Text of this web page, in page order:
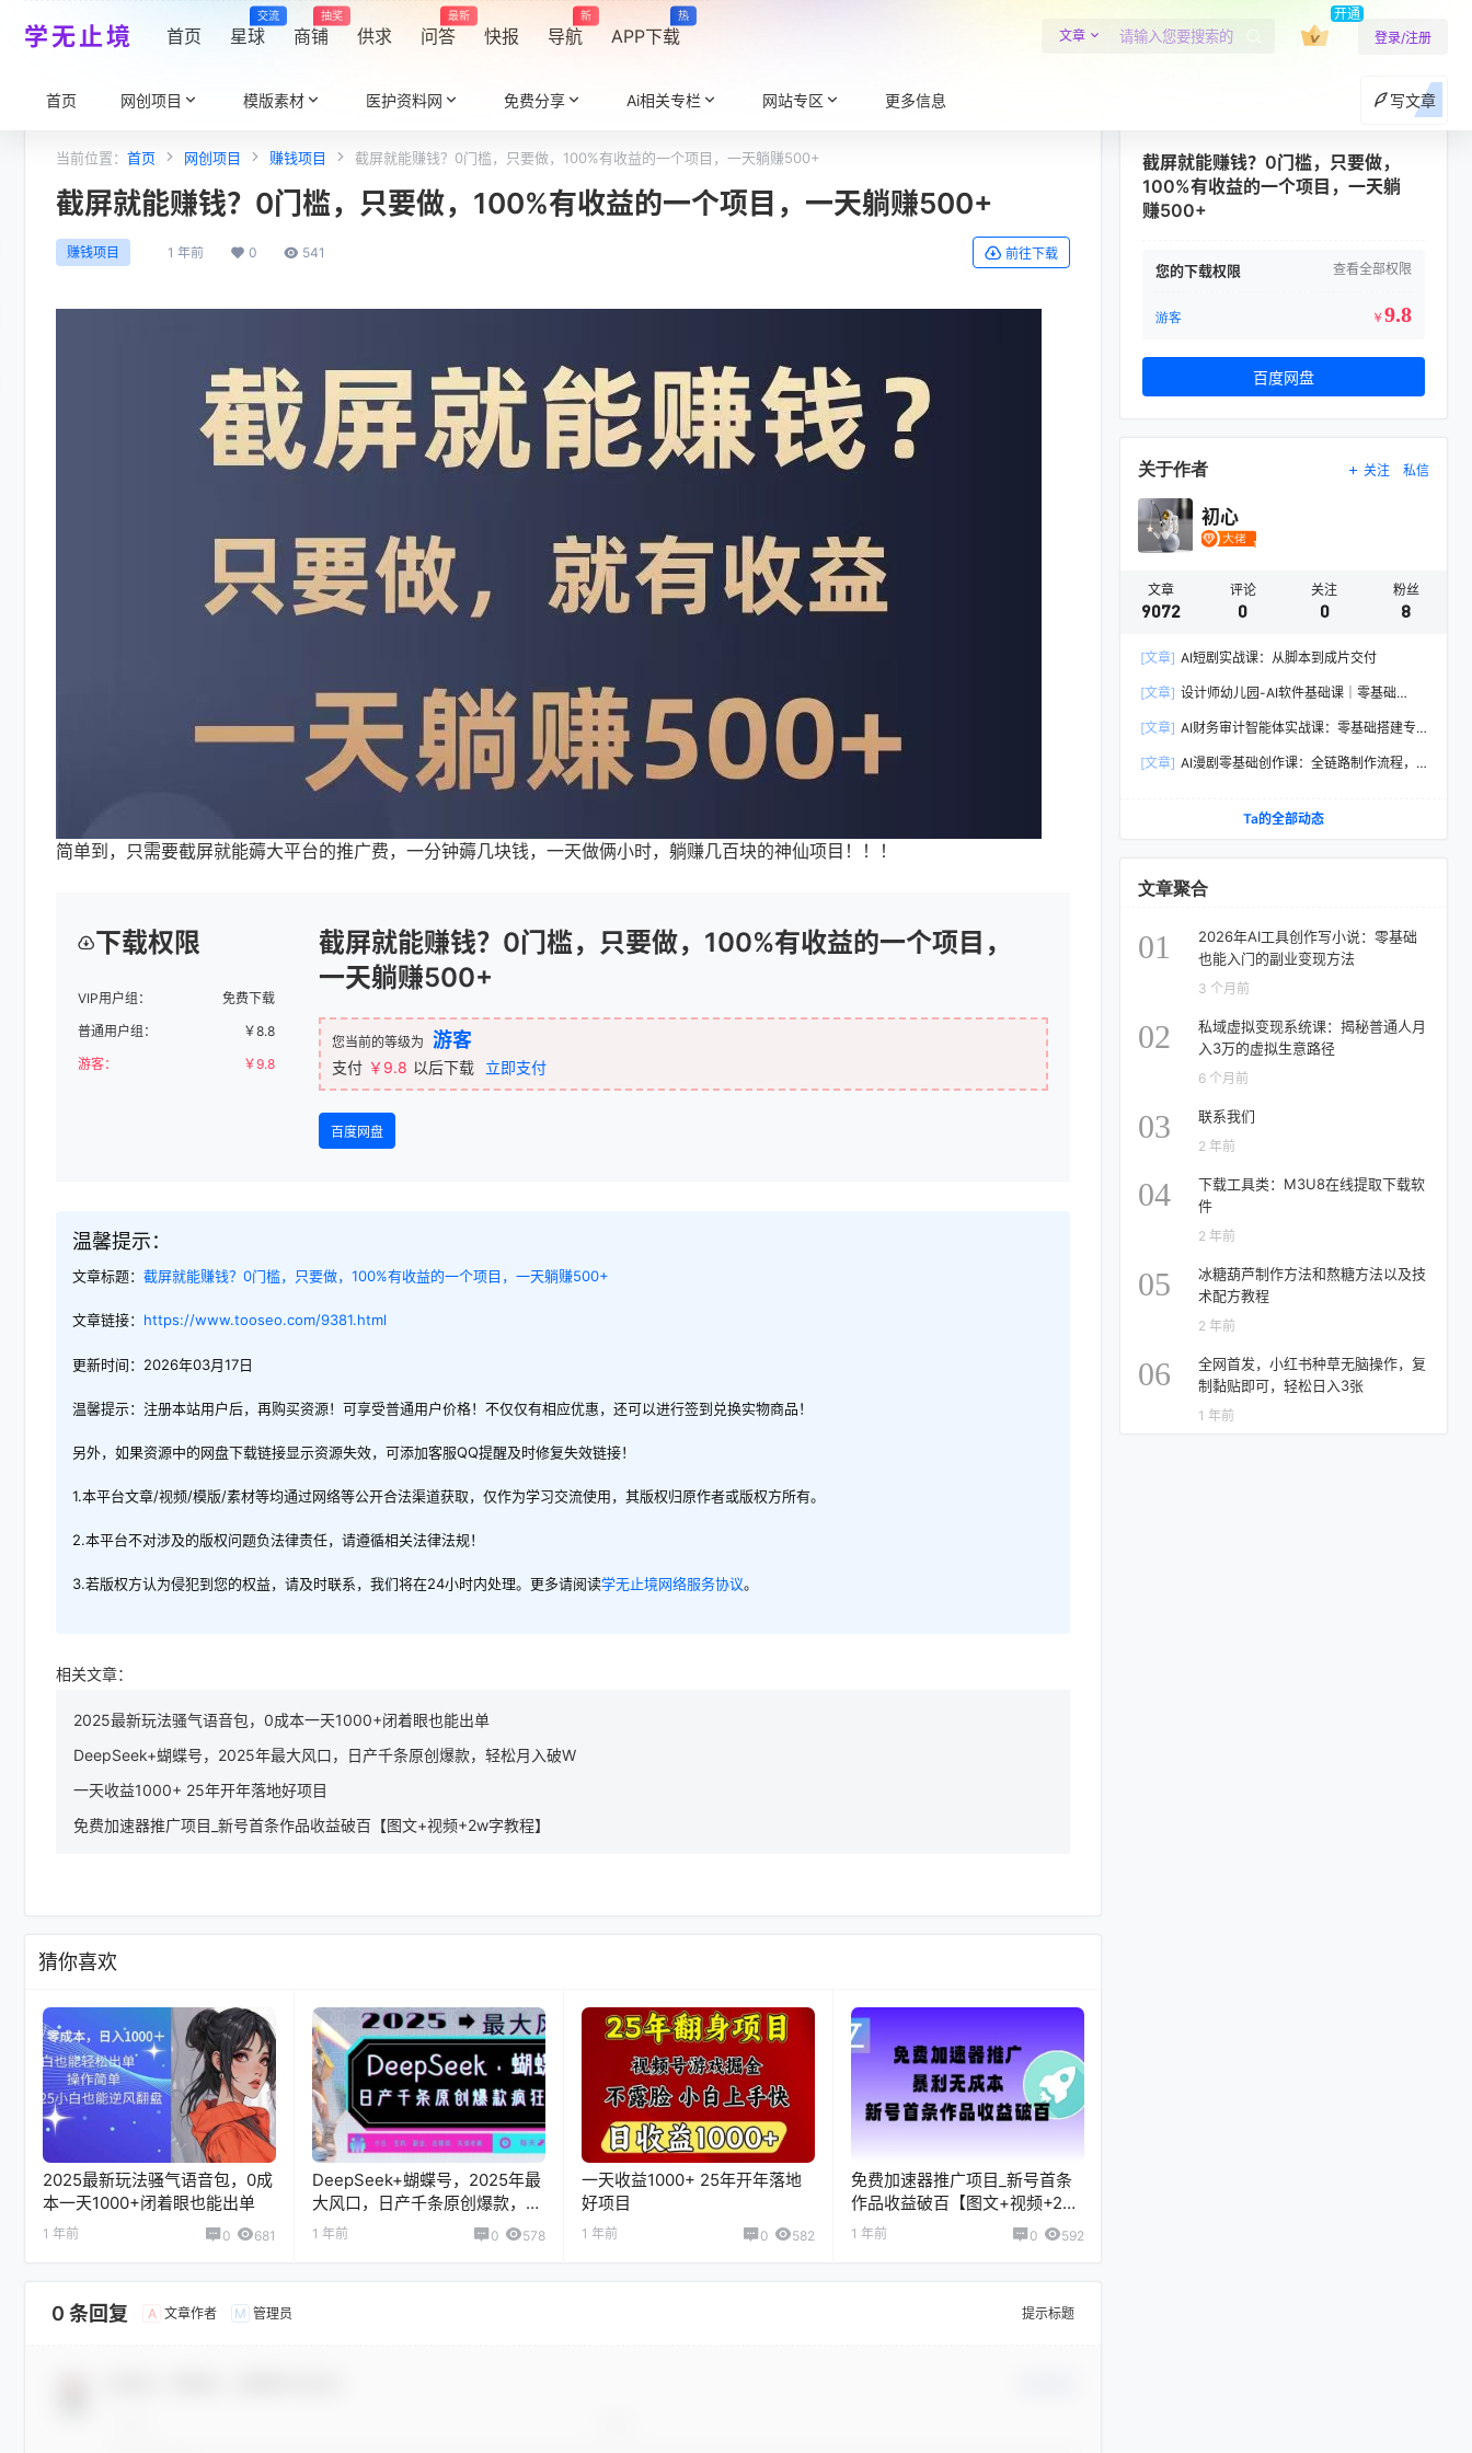
学无止境 首页 星球
交流
商铺
抽奖
供求 问答
最新
快报 导航
新
APP下载
热
文章
开通
登录/注册
首页 网创项目 模版素材 医护资料网 免费分享 Ai相关专栏 网站专区 更多信息 写文章
当前位置： 首页 网创项目 赚钱项目 截屏就能赚钱？0门槛，只要做，100%有收益的一个项目，一天躺赚500+
截屏就能赚钱？0门槛，只要做，100%有收益的一个项目，一天躺赚500+
赚钱项目 1 年前 0 541 前往下载
简单到，只需要截屏就能薅大平台的推广费，一分钟薅几块钱，一天做俩小时，躺赚几百块的神仙项目！！！
下载权限
VIP用户组：
免费下载
普通用户组：
￥8.8
游客：
￥9.8
截屏就能赚钱？0门槛，只要做，100%有收益的一个项目，
一天躺赚500+
您当前的等级为 游客
支付 ￥9.8 以后下载 立即支付
百度网盘
温馨提示：
文章标题： 截屏就能赚钱？0门槛，只要做，100%有收益的一个项目，一天躺赚500+
文章链接： https://www.tooseo.com/9381.html
更新时间：2026年03月17日
温馨提示：注册本站用户后，再购买资源！可享受普通用户价格！不仅仅有相应优惠，还可以进行签到兑换实物商品！
另外，如果资源中的网盘下载链接显示资源失效，可添加客服QQ提醒及时修复失效链接！
1.本平台文章/视频/模版/素材等均通过网络等公开合法渠道获取，仅作为学习交流使用，其版权归原作者或版权方所有。
2.本平台不对涉及的版权问题负法律责任，请遵循相关法律法规！
3.若版权方认为侵犯到您的权益，请及时联系，我们将在24小时内处理。更多请阅读学无止境网络服务协议。
相关文章：
2025最新玩法骚气语音包，0成本一天1000+闭着眼也能出单
DeepSeek+蝴蝶号，2025年最大风口，日产千条原创爆款，轻松月入破W
一天收益1000+ 25年开年落地好项目
免费加速器推广项目_新号首条作品收益破百【图文+视频+2w字教程】
猜你喜欢
2025最新玩法骚气语音包，0成
本一天1000+闭着眼也能出单
1 年前 0 681
DeepSeek+蝴蝶号，2025年最
大风口，日产千条原创爆款，轻
松月入破W
1 年前 0 578
一天收益1000+ 25年开年落地
好项目
1 年前 0 582
免费加速器推广项目_新号首条
作品收益破百【图文+视频+2w
字教程】
1 年前 0 592
0 条回复 A 文章作者 M 管理员 提示标题
截屏就能赚钱？0门槛，只要做，
100%有收益的一个项目，一天躺
赚500+
您的下载权限 查看全部权限
游客 ￥ 9.8
百度网盘
关于作者 关注 私信
初心
文章
9072
评论
0
关注
0
粉丝
8
[文章] AI短剧实战课：从脚本到成片交付
[文章] 设计师幼儿园-AI软件基础课｜零基础
素材包
[文章] AI财务审计智能体实战课：零基础搭建专
[文章] AI漫剧零基础创作课：全链路制作流程，
Ta的全部动态
文章聚合
01
2026年AI工具创作写小说：零基础
也能入门的副业变现方法
3 个月前
02
私域虚拟变现系统课：揭秘普通人月
入3万的虚拟生意路径
6 个月前
03 联系我们
2 年前
04
下载工具类：M3U8在线提取下载软
件
2 年前
05
冰糖葫芦制作方法和熬糖方法以及技
术配方教程
2 年前
06
全网首发，小红书种草无脑操作，复
制黏贴即可，轻松日入3张
1 年前